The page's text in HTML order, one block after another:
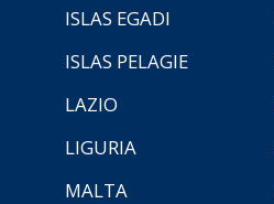
ISLAS EGADI
ISLAS PELAGIE
LAZIO
LIGURIA
MALTA